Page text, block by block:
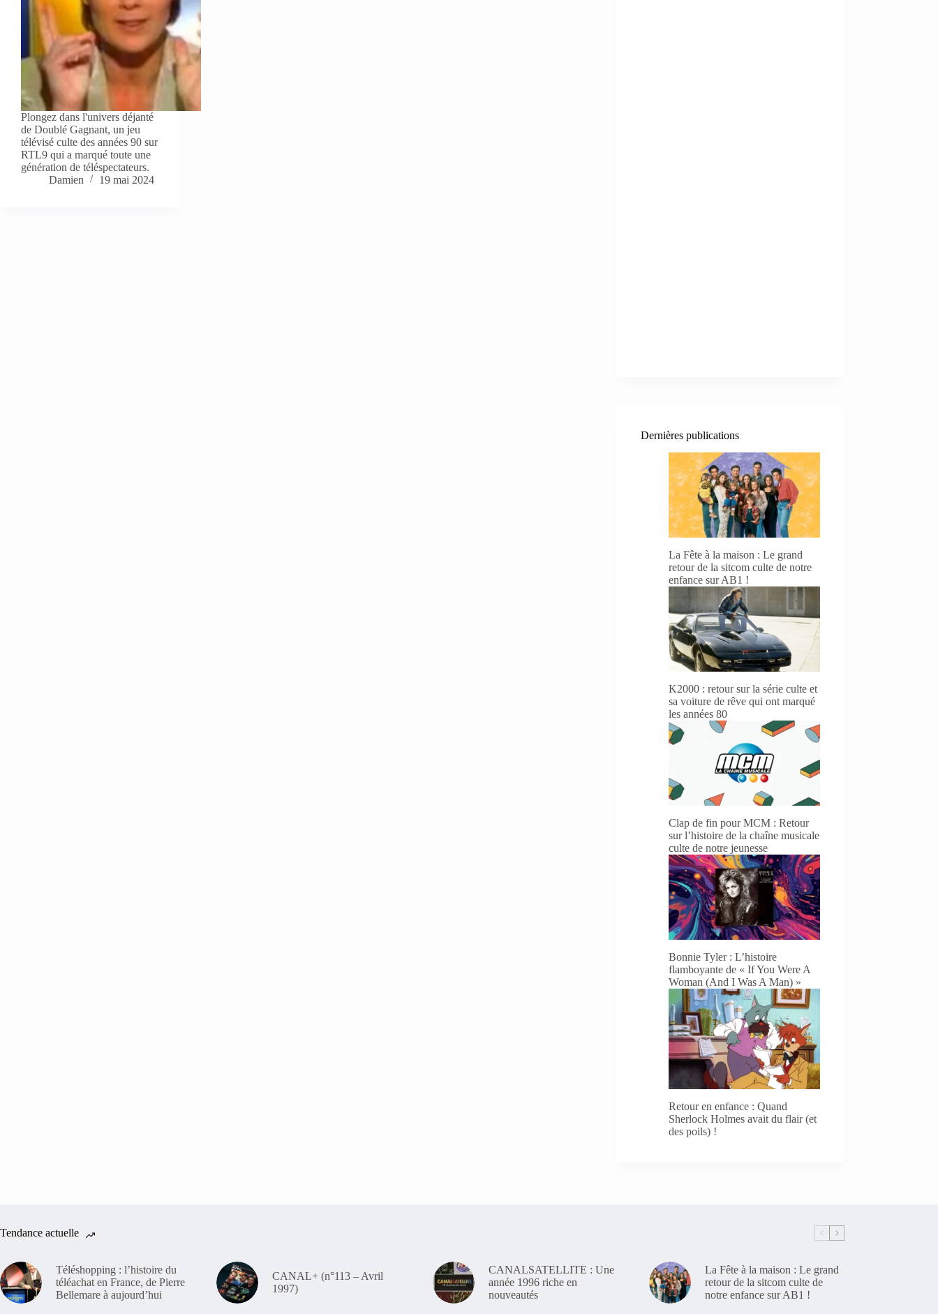
Plongez dans l'univers déjanté
de Doublé Gagnant, un jeu
télévisé culte des années 90 sur
RTL9 qui a marqué toute une
génération de téléspectateurs.
Damien
19 mai 2024
Dernières publications
La Fête à la maison : Le grand
retour de la sitcom culte de notre
enfance sur AB1 !
K2000 : retour sur la série culte et
sa voiture de rêve qui ont marqué
les années 80
Clap de fin pour MCM : Retour
sur l’histoire de la chaîne musicale
culte de notre jeunesse
Bonnie Tyler : L’histoire
flamboyante de « If You Were A
Woman (And I Was A Man) »
Retour en enfance : Quand
Sherlock Holmes avait du flair (et
des poils) !
Tendance actuelle
Téléshopping : l’histoire du
téléachat en France, de Pierre
Bellemare à aujourd’hui
CANAL+ (n°113 – Avril
1997)
CANALSATELLITE : Une
année 1996 riche en
nouveautés
La Fête à la maison : Le grand
retour de la sitcom culte de
notre enfance sur AB1 !